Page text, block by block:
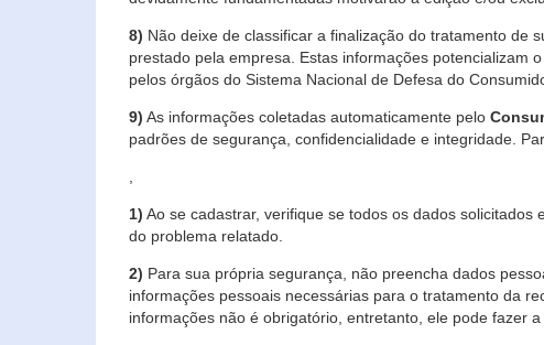
8) Não deixe de classificar a finalização do tratamento de
prestado pela empresa. Estas informações potencializam
pelos órgãos do Sistema Nacional de Defesa do
9) As informações coletadas automaticamente pelo
padrões de segurança, confidencialidade e integridade.
1) Ao se cadastrar, verifique se todos os dados
do problema relatado.
2) Para sua própria segurança, não preencha dados
informações pessoais necessárias para o tratamento da
informações não é obrigatório, entretanto, ele pode fazer